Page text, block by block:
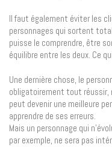
Il faut également éviter les
personnages qui sortent
puisse le comprendre, être
équilibre entre les deux. Ce
Une dernière chose, le
obligatoirement tout réussir,
peut devenir une meilleure
apprendre de ses erreurs.
Mais un personnage qui
par exemple, ne sera pas